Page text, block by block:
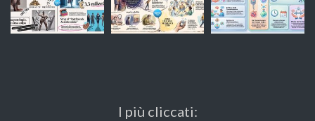
I più cliccati: